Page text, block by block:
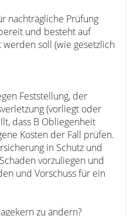
nachträgliche Prüfung
und besteht auf
soll (wie gesetzlich
Feststellung, der
(vorliegt oder
dass B Obliegenheit
Kosten der Fall prüfen.
in Schutz und
vorzuliegen und
und Vorschuss für ein
zu ändern?